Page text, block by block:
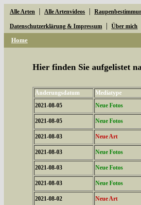
Alle Arten | Alle Artenvideos |
Datenschutzerklärung & Impressum | Über mich
Home
Hier finden Sie aufgelistet
Änderungsdatum Mediatype
2021-08-05
Neue Fotos
2021-08-05 Neue Fotos
2021-08-03 Neue Art
2021-08-03 Neue Fotos
2021-08-03 Neue Fotos
2021-08-03 Neue Fotos
2021-08-02 Neue Art